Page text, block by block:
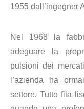
1955 dall’ingegner
Nel 1968 la
adeguare la
pulsioni dei
l’azienda ha
settore. Tutto fila